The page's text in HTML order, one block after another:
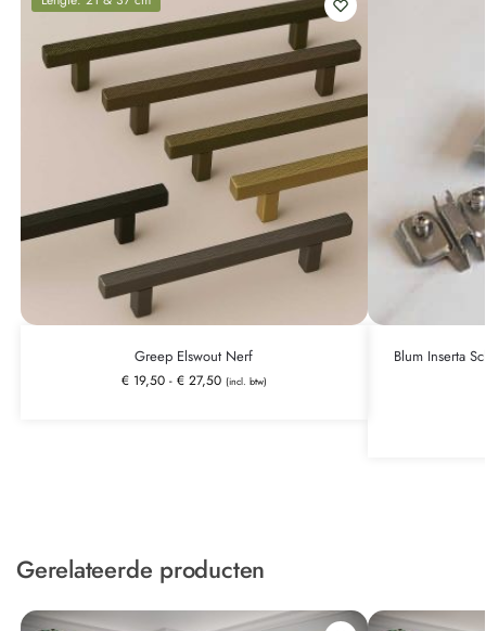
Greep Elswout Nerf
€19,50 - €27,50 (incl. btw)
Blum Inserta
Gerelateerde producten